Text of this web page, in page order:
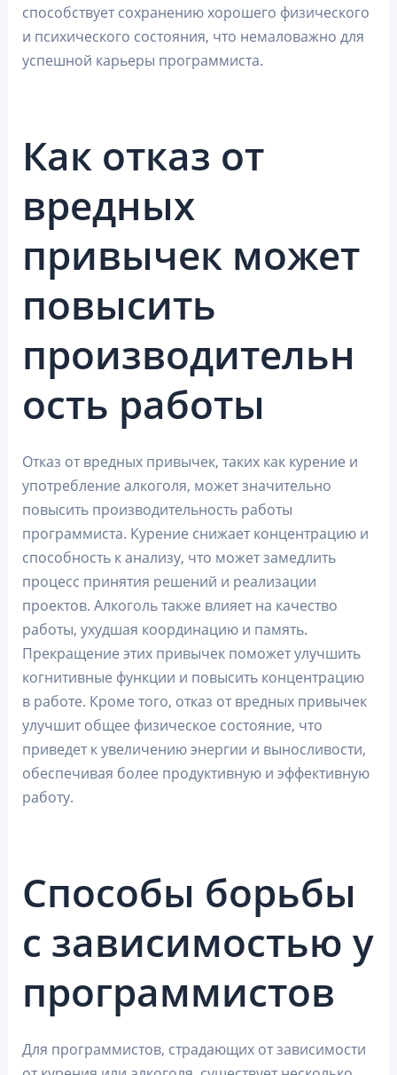
способствует сохранению хорошего физического
и психического состояния, что немаловажно для
успешной карьеры программиста.
Как отказ от
вредных
привычек может
повысить
производительн
ость работы
Отказ от вредных привычек, таких как курение и
употребление алкоголя, может значительно
повысить производительность работы
программиста. Курение снижает концентрацию и
способность к анализу, что может замедлить
процесс принятия решений и реализации
проектов. Алкоголь также влияет на качество
работы, ухудшая координацию и память.
Прекращение этих привычек поможет улучшить
когнитивные функции и повысить концентрацию
в работе. Кроме того, отказ от вредных привычек
улучшит общее физическое состояние, что
приведет к увеличению энергии и выносливости,
обеспечивая более продуктивную и эффективную
работу.
Способы борьбы
с зависимостью у
программистов
Для программистов, страдающих от зависимости